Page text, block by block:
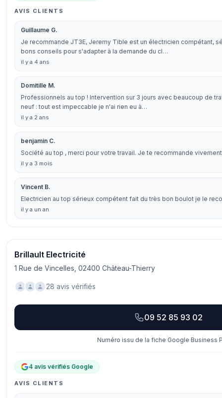
AVIS CLIENTS
Guillaume G.
Je recommande JT3E, Jeremy Tible est un électricien compétant,
bons conseils pour s'adapter à la demande du cl…
il y a 4 ans
Domitille M.
Professionnels au top ! Intervention sur 3 jours avec beaucoup de
neuf : tout est impeccable je n'ai rien eu à…
il y a 2 ans
benjamin C.
Société au top , merci pour votre travail. Je te recommande
il y a 3 mois
Vincent B.
Electricien au top sérieux compétent fait du très bon boulot je le
il y a un an
Brillault Electricité
1 Rue de Vincelles, 02400 Château-Thierry
28 avis vérifiés
09 52 85 93 02
Numéro issu de la fiche Google Business
4 avis vérifiés Google
AVIS CLIENTS